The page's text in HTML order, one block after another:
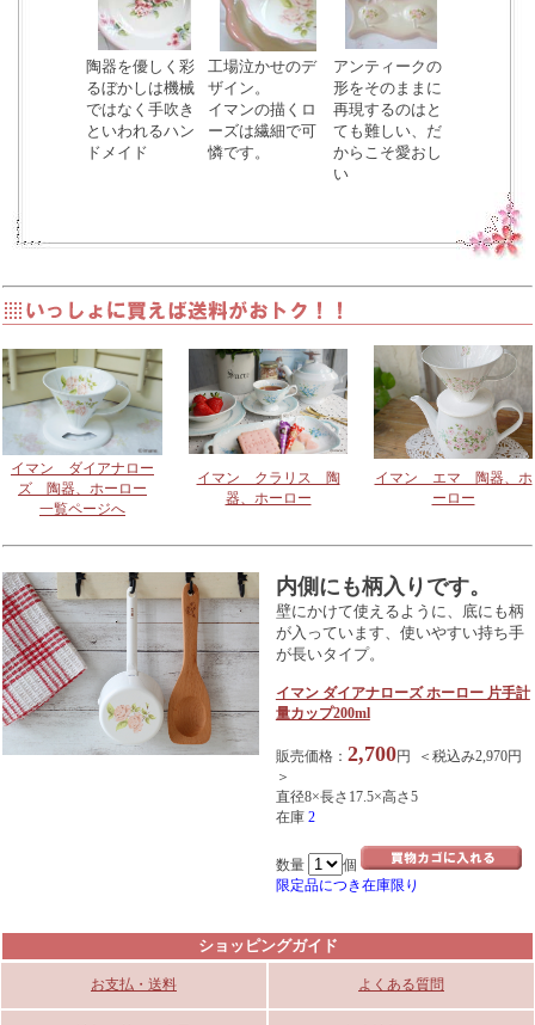
陶器を優しく彩
るぼかしは機械
ではなく手吹き
といわれるハン
ドメイド
工場泣かせのデ
ザイン。
イマンの描くロ
ーズは繊細で可
憐です。
アンティークの
形をそのままに
再現するのはと
ても難しい、だ
からこそ愛おし
い
イマン ダイアナロー
ズ 陶器、ホーロー
一覧ページへ
イマン クラリス 陶
器、ホーロー
イマン エマ 陶器、ホ
ーロー
内側にも柄入りです。
壁にかけて使えるように、底にも柄
が入っています、使いやすい持ち手
が長いタイプ。
イマン ダイアナローズ ホーロー 片手計
量カップ200ml
販売価格： 2,700円 ＜税込み2,970円
＞
直径8×長さ17.5×高さ5
在庫 2
数量
個
限定品につき在庫限り
ショッピングガイド
お支払・送料 よくある質問